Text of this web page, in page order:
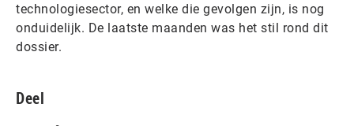
technologiesector, en welke die gevolgen zijn, is nog
onduidelijk. De laatste maanden was het stil rond dit
dossier.
Deel